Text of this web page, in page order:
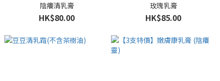
陰癢清乳膏
HK$80.00
玫瑰乳膏
HK$85.00